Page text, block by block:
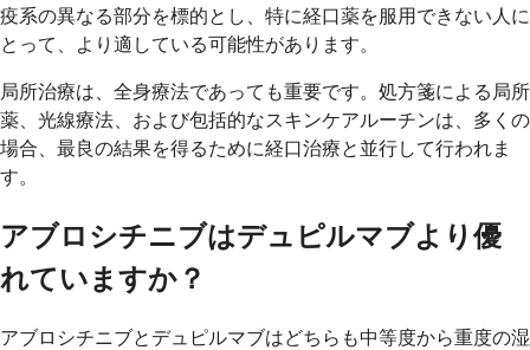
疫系の異なる部分を標的とし、特に経口薬を服用できない人に
とって、より適している可能性があります。
局所治療は、全身療法であっても重要です。処方箋による局所
薬、光線療法、および包括的なスキンケアルーチンは、多くの
場合、最良の結果を得るために経口治療と並行して行われま
す。
アブロシチニブはデュピルマブより優
れていますか？
アブロシチニブとデュピルマブはどちらも中等度から重度の湿